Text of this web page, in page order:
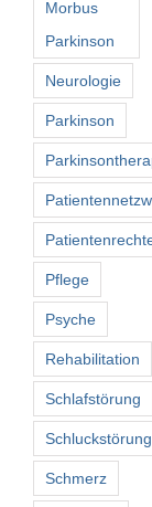
Morbus
Parkinson
Neurologie
Parkinson
Pflege
Psyche
Rehabilitation
Schlafstörung
Schluckstörung
Schmerz